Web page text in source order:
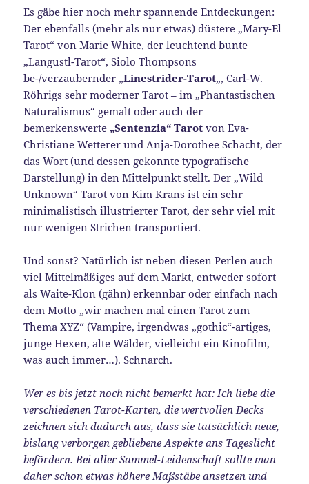
Es gäbe hier noch mehr spannende Entdeckungen:
Der ebenfalls (mehr als nur etwas) düstere „Mary-El
Tarot“ von Marie White, der leuchtend bunte
„Langustl-Tarot“, Siolo Thompsons
be-/verzaubernder „Linestrider-Tarot„, Carl-W.
Röhrigs sehr moderner Tarot – im „Phantastischen
Naturalismus“ gemalt oder auch der
bemerkenswerte „Sentenzia“ Tarot von Eva-
Christiane Wetterer und Anja-Dorothee Schacht, der
das Wort (und dessen gekonnte typografische
Darstellung) in den Mittelpunkt stellt. Der „Wild
Unknown“ Tarot von Kim Krans ist ein sehr
minimalistisch illustrierter Tarot, der sehr viel mit
nur wenigen Strichen transportiert.
Und sonst? Natürlich ist neben diesen Perlen auch
viel Mittelmäßiges auf dem Markt, entweder sofort
als Waite-Klon (gähn) erkennbar oder einfach nach
dem Motto „wir machen mal einen Tarot zum
Thema XYZ“ (Vampire, irgendwas „gothic“-artiges,
junge Hexen, alte Wälder, vielleicht ein Kinofilm,
was auch immer…). Schnarch.
Wer es bis jetzt noch nicht bemerkt hat: Ich liebe die
verschiedenen Tarot-Karten, die wertvollen Decks
zeichnen sich dadurch aus, dass sie tatsächlich neue,
bislang verborgen gebliebene Aspekte ans Tageslicht
befördern. Bei aller Sammel-Leidenschaft sollte man
daher schon etwas höhere Maßstäbe ansetzen und